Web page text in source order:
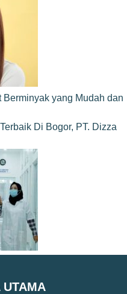
yang Mudah dan
Di Bogor, PT. Dizza
UTAMA